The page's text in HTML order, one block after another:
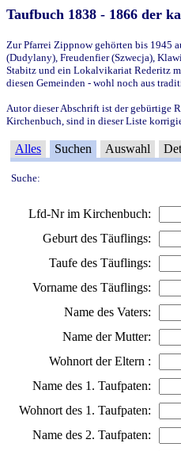
Taufbuch 1838 - 1866 der
Zur Pfarrei Zippnow gehörten bis 1945
(Dudylany), Freudenfier (Szwecja),
Stabitz und ein Lokalvikariat Rederitz
diesen Gemeinden - wohl noch aus
Autor dieser Abschrift ist der gebürtige
Kirchenbuch, sind in dieser Liste
Alles Suchen Auswahl
Suche:
Lfd-Nr im Kirchenbuch:
Geburt des Täuflings:
Taufe des Täuflings:
Vorname des Täuflings:
Name des Vaters:
Name der Mutter:
Wohnort der Eltern :
Name des 1. Taufpaten:
Wohnort des 1. Taufpaten:
Name des 2. Taufpaten: